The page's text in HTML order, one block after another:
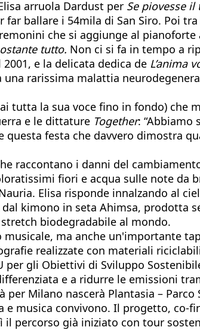
arruola Dardust per Se piovesse
far ballare i 54mila di San Siro. Poi
che si aggiunge al
tutto. Non ci si fa in tempo a
e la delicata dedica de L’anima
rarissima malattia
tutta la sua voce fino in fondo) che
e le dittature Together: “Abbiamo
questa festa che davvero dimostra
raccontano i danni del
fiori e acqua sulle note da
Elisa risponde innalzando al
kimono in seta Ahimsa, prodotta
biodegradabile al mondo.
ma anche un'importante
realizzate con materiali
per gli Obiettivi di Sviluppo
e a ridurre le emissioni
Milano nascerà Plantasia –
musica convivono. Il progetto, co-
percorso già iniziato con tour